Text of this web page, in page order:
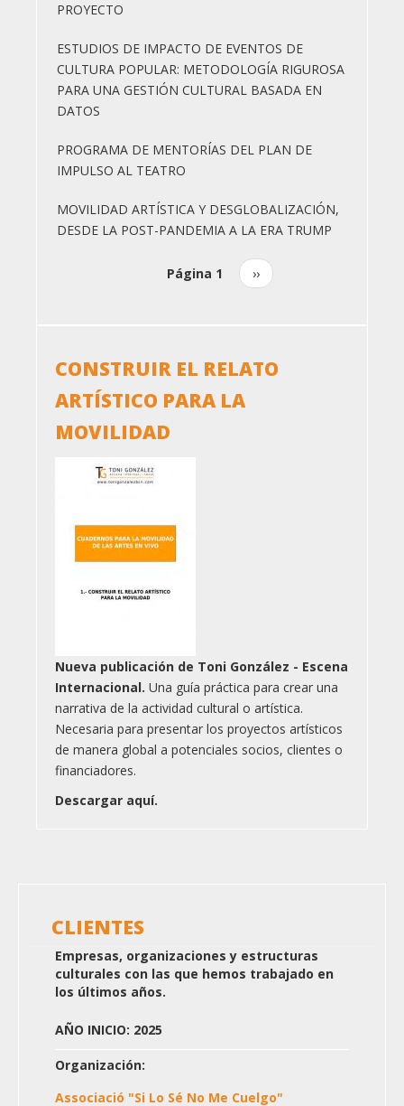
PROYECTO
ESTUDIOS DE IMPACTO DE EVENTOS DE
CULTURA POPULAR: METODOLOGÍA RIGUROSA
PARA UNA GESTIÓN CULTURAL BASADA EN
DATOS
PROGRAMA DE MENTORÍAS DEL PLAN DE
IMPULSO AL TEATRO
MOVILIDAD ARTÍSTICA Y DESGLOBALIZACIÓN,
DESDE LA POST-PANDEMIA A LA ERA TRUMP
Página 1
Siguiente
página
››
CONSTRUIR EL RELATO
ARTÍSTICO PARA LA
MOVILIDAD
Nueva publicación de Toni González - Escena
Internacional. Una guía práctica para crear una
narrativa de la actividad cultural o artística.
Necesaria para presentar los proyectos artísticos
de manera global a potenciales socios, clientes o
financiadores.
Descargar aquí.
CLIENTES
Empresas, organizaciones y estructuras
culturales con las que hemos trabajado en
los últimos años.
AÑO INICIO: 2025
Organización:
Associació "Si Lo Sé No Me Cuelgo"